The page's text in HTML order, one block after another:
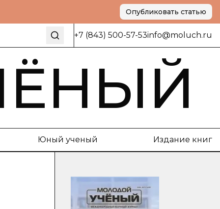
Опубликовать статью
+7 (843) 500-57-53info@moluch.ru
Юный ученый Издание книг